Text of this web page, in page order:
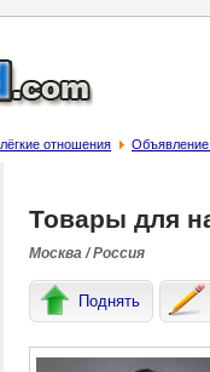
лёгкие отношения
Товары для
Москва / Россия
Поднять